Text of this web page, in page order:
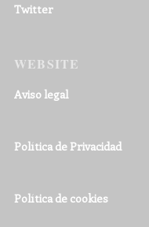
Twitter
WEBSITE
Aviso legal
Política de Privacidad
Política de cookies